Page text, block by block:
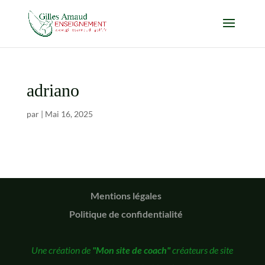
adriano
par | Mai 16, 2025
Mentions légales
Politique de confidentialité
Une création de "Mon site de coach"créateurs de site